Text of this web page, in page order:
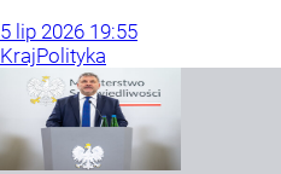
5 lip 2026 19:55
KrajPolityka